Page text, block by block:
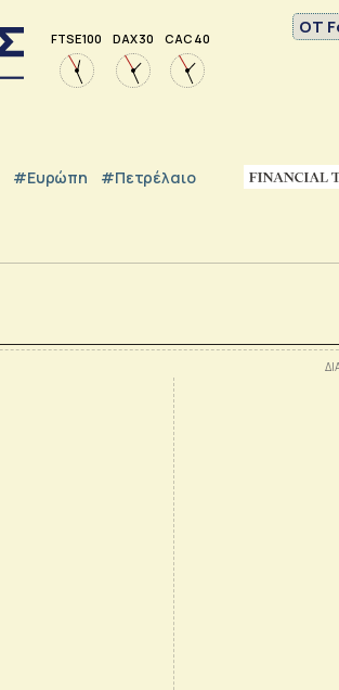
FTSE 100 DAX 30 CAC 40
OT
#Ευρώπη #Πετρέλαιο